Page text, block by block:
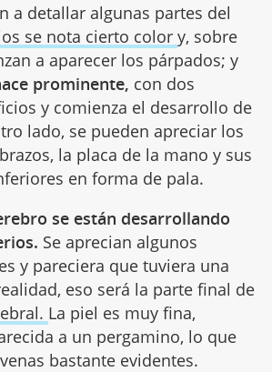
a detallar algunas partes del
se nota cierto color y, sobre
a aparecer los párpados; y
prominente, con dos
y comienza el desarrollo de
lado, se pueden apreciar los
la placa de la mano y sus
en forma de pala.
se están desarrollando
Se aprecian algunos
y pareciera que tuviera una
eso será la parte final de
La piel es muy fina,
a un pergamino, lo que
bastante evidentes.